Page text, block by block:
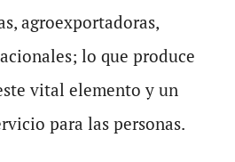
agroexportadoras,
lo que produce
vital elemento y un
para las personas.